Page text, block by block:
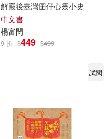
解嚴後臺灣囝仔心靈小史
中文書
楊富閔
9 折 $449 $499
試閱